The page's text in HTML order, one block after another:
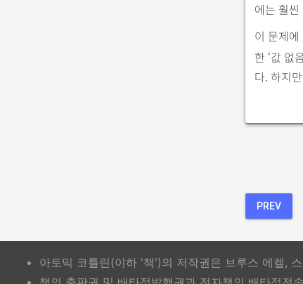
에는 훨
이 문제
한 ‘값 없
다. 하지
PREV
아토믹 코틀린(이하 '책')의 저작권은 브루스 에켈,